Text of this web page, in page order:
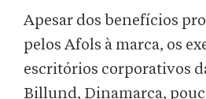
Apesar dos benefícios
pelos Afols à marca, os
escritórios corporativos
Billund, Dinamarca,